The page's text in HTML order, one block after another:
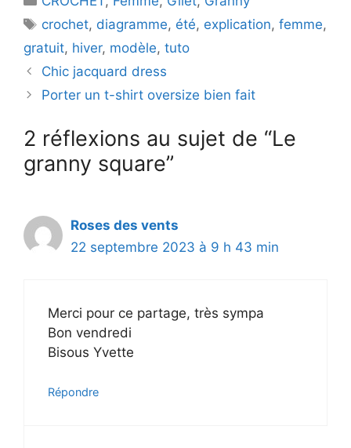
Étiquettes
crochet, diagramme, été, explication,femme,
gratuit, hiver, modèle, tuto
Chic jacquard dress
Porter un t-shirt oversize bien fait
2 réflexions au sujet de “Le
granny square”
Roses des vents
22 septembre 2023 à 9 h 43 min
Merci pour ce partage, très sympa
Bon vendredi
Bisous Yvette
Répondre